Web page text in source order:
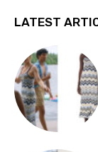
LATEST